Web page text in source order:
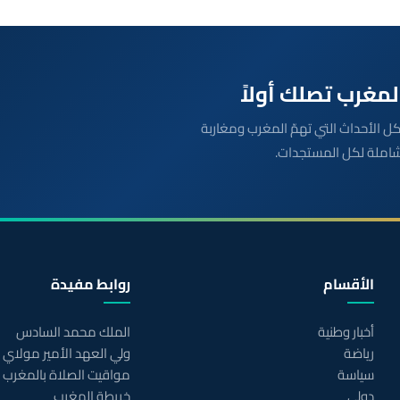
مباشرة لكل الأحداث التي تهمّ المغرب ومغاربة
لكل المستجدات.
الأقسام
أخبار وطنية
رياضة
سياسة
روابط مفيدة
الملك محمد السادس
ولي العهد الأمير
مواقيت الصلاة بالمغرب